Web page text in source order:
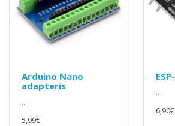
Arduino Nano
adapteris
..
5,99€
..
6,90€